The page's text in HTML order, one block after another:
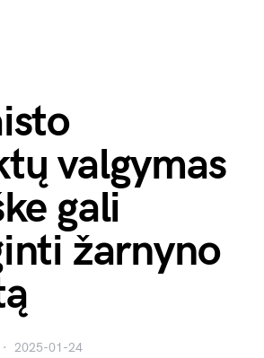
valgymas
gali
žarnyno
2025-01-24